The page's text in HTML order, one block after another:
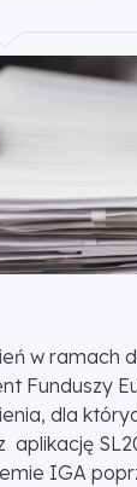
w ramach
Funduszy
dla
aplikację
IGA